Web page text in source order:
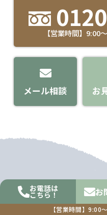
お電話は
こちら！ お
【営業時間】9:00
【営業時間】9:00
メール相談 お